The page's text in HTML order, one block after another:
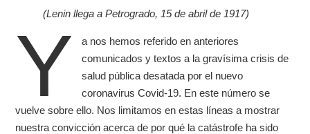
(Lenin llega a Petrogrado, 15 de abril de 1917)
Y
a nos hemos referido en anteriores
comunicados y textos a la gravísima crisis de
salud pública desatada por el nuevo
coronavirus Covid-19. En este número se
vuelve sobre ello. Nos limitamos en estas líneas a mostrar
nuestra convicción acerca de por qué la catástrofe ha sido